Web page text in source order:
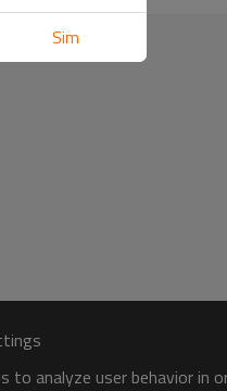
to analyze user behavior
Sim